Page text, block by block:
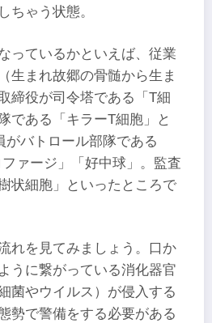
ちゃう状態。
っているかといえば、従業
生まれ故郷の骨髄から生ま
締役が司令塔である「T細
である「キラーT細胞」と
がバトロール部隊である
ファージ」「好中球」。監査
状細胞」といったところで
れを見てみましょう。口か
うに繋がっている消化器官
菌やウイルス）が侵入する
勢で警備をする必要がある